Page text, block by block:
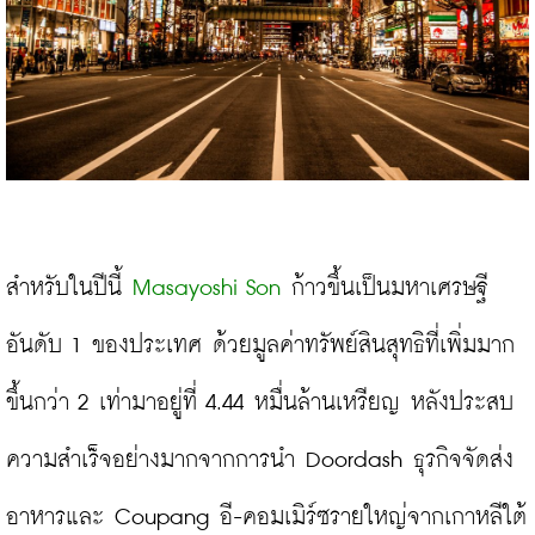
สำหรับในปีนี้ Masayoshi Son ก้าวขึ้นเป็นมหาเศรษฐี
อันดับ 1 ของประเทศ ด้วยมูลค่าทรัพย์สินสุทธิที่เพิ่มมาก
ขึ้นกว่า 2 เท่ามาอยู่ที่ 4.44 หมื่นล้านเหรียญ หลังประสบ
ความสำเร็จอย่างมากจากการนำ Doordash ธุรกิจจัดส่ง
อาหารและ Coupang อี-คอมเมิร์ซรายใหญ่จากเกาหลีใต้